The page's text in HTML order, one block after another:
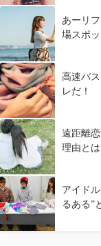
あーリ
場スポ
高速バ
レだ！
遠距離
理由と
アイド
るある”